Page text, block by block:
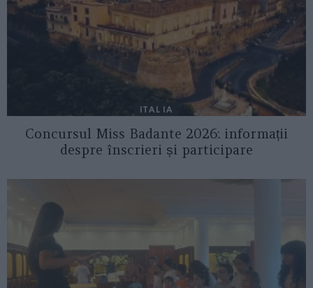
ITALIA
Concursul Miss Badante 2026: informații
despre înscrieri și participare